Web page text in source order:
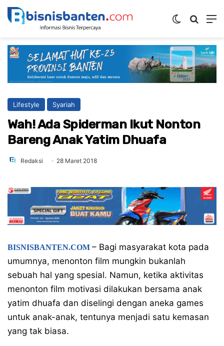
Switch skin
Lifestyle Syariah
Wah! Ada Spiderman Ikut Nonton
Bareng Anak Yatim Dhuafa
Redaksi 28 Maret 2018
BISNISBANTEN.COM – Bagi masyarakat kota pada
umumnya, menonton film mungkin bukanlah
sebuah hal yang spesial. Namun, ketika aktivitas
menonton film motivasi dilakukan bersama anak
yatim dhuafa dan diselingi dengan aneka games
untuk anak-anak, tentunya menjadi satu kemasan
yang tak biasa.